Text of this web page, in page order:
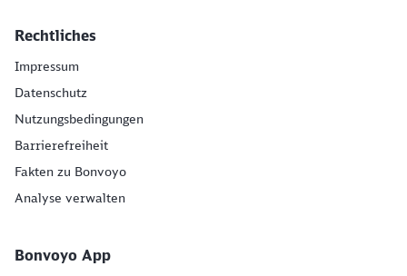
Rechtliches
Impressum
Datenschutz
Nutzungsbedingungen
Barrierefreiheit
Fakten zu Bonvoyo
Analyse verwalten
Bonvoyo App
Abbrechen